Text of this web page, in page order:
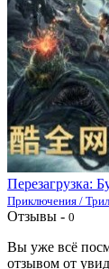
Перезагрузка:
Приключения /
Отзывы - 0
Вы уже всё
отзывом от